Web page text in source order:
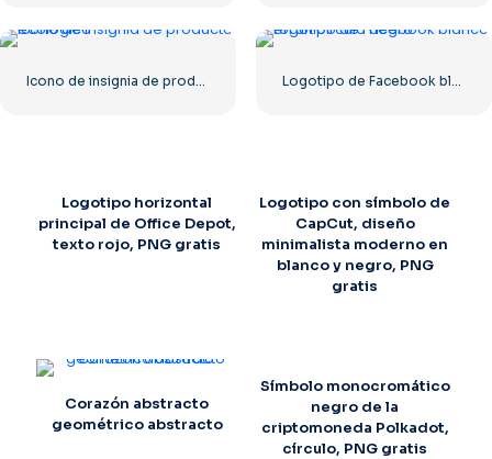
Logotipo horizontal
principal de Office Depot,
texto rojo, PNG gratis
Logotipo con símbolo de
CapCut, diseño
minimalista moderno en
blanco y negro, PNG
gratis
Corazón abstracto
geométrico abstracto
Símbolo monocromático
negro de la
criptomoneda Polkadot,
círculo, PNG gratis